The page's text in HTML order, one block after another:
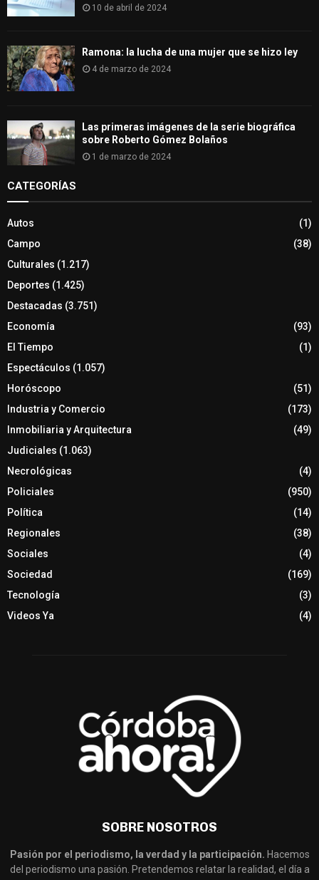
10 de abril de 2024
Ramona: la lucha de una mujer que se hizo ley
4 de marzo de 2024
Las primeras imágenes de la serie biográfica
sobre Roberto Gómez Bolaños
1 de marzo de 2024
CATEGORÍAS
Autos
(1)
Campo
(38)
Culturales (1.217)
Deportes (1.425)
Destacadas (3.751)
Economía
(93)
El Tiempo
(1)
Espectáculos (1.057)
Horóscopo
(51)
Industria y Comercio
(173)
Inmobiliaria y Arquitectura
(49)
Judiciales (1.063)
Necrológicas
(4)
Policiales
(950)
Política
(14)
Regionales
(38)
Sociales
(4)
Sociedad
(169)
Tecnología
(3)
Videos Ya
(4)
SOBRE NOSOTROS
Pasión por el periodismo, la verdad y la participación. Hacemos
del periodismo una pasión. Pretendemos relatar la realidad, el día a